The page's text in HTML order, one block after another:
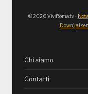
© 2026 ViviRoma.tv -
Down) ai
Chi siamo
Contatti